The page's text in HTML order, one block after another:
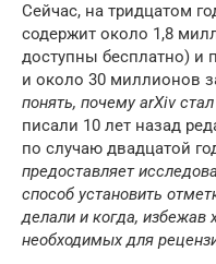
Сейчас, на тридцатом
содержит около 1,8
доступны бесплатно) и
и около 30 миллионов
понять, почему arXiv
писали 10 лет назад
по случаю двадцатой
предоставляет
способ установить
делали и когда, избежав
необходимых для